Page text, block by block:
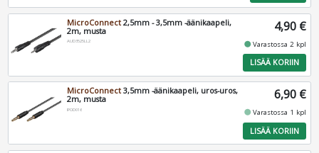
MicroConnect 2,5mm - 3,5mm -äänikaapeli,
2m, musta
AUD3525LL2
4,90 €
fiber_manual_recordVarastossa 2 kpl
LISÄÄ KORIIN
MicroConnect 3,5mm -äänikaapeli, uros-uros,
2m, musta
IPOD016
6,90 €
fiber_manual_recordVarastossa 1 kpl
LISÄÄ KORIIN